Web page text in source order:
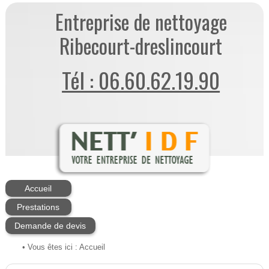
Entreprise de nettoyage
Ribecourt-dreslincourt
Tél : 06.60.62.19.90
Accueil
Prestations
Demande de devis
• Vous êtes ici : Accueil